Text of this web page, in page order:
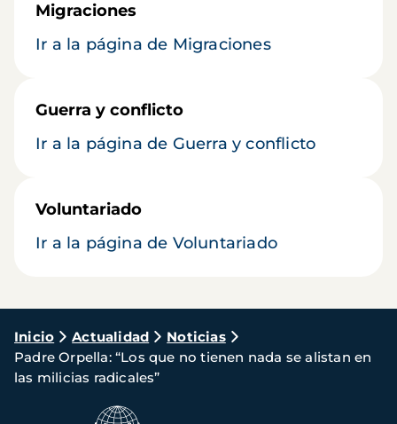
Migraciones
Ir a la página de Migraciones
Guerra y conflicto
Ir a la página de Guerra y conflicto
Voluntariado
Ir a la página de Voluntariado
Ruta
de
navegación
Inicio Actualidad
Noticias
Padre Orpella: “Los que no tienen nada se alistan en
las milicias radicales”